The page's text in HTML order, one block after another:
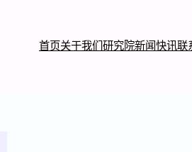
首页关于我们 研究院新闻快讯联